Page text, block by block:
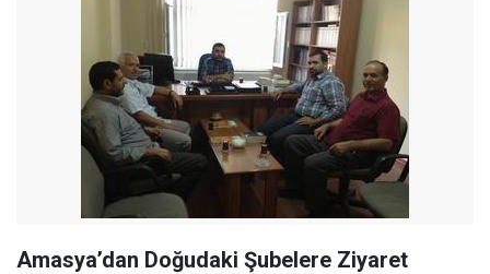
Amasya’dan Doğudaki Şubelere Ziyaret